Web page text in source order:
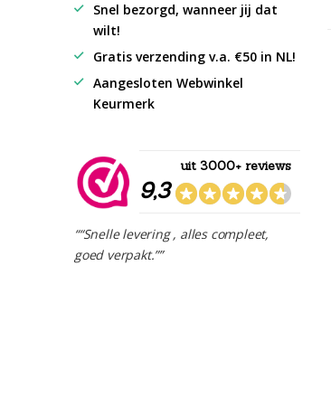
Snel bezorgd, wanneer jij dat
wilt!
Gratis verzending v.a. €50 in NL!
Aangesloten Webwinkel
Keurmerk
9,3
uit 3000+ reviews
““Snelle levering , alles compleet,
goed verpakt.””